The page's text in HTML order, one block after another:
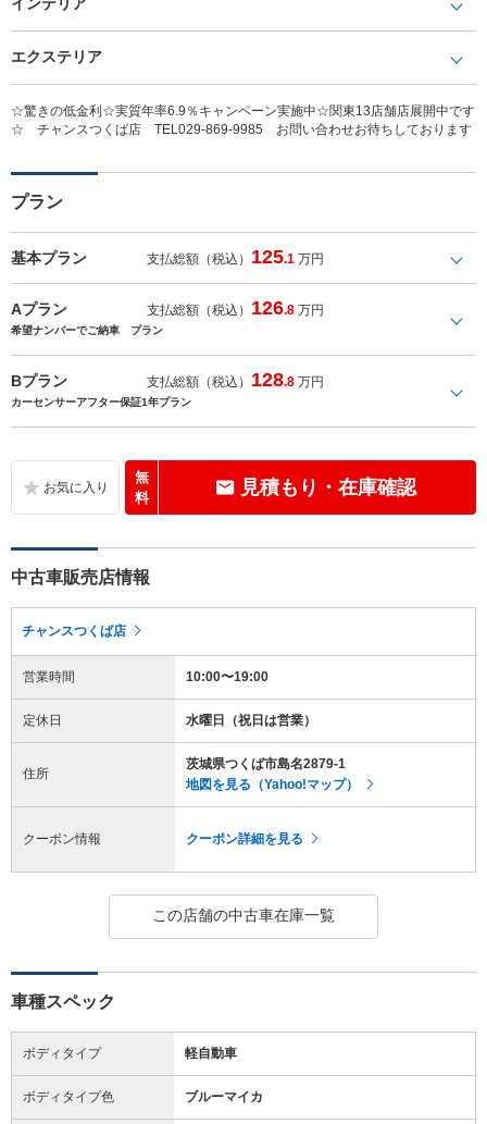
エクステリア
☆驚きの低金利☆実質年率6.9％キャンペーン実施中☆関東13店舗店展開中です
☆ チャンスつくば店 TEL029-869-9985 お問い合わせお待ちしております
プラン
基本プラン 支払総額（税込） 125.1 万円
Aプラン 支払総額（税込） 126.8 万円
希望ナンバーでご納車 プラン
Bプラン 支払総額（税込） 128.8 万円
カーセンサーアフター保証1年プラン
無
料
見積もり・在庫確認
中古車販売店情報
チャンスつくば店
営業時間 10:00〜19:00
定休日 水曜日（祝日は営業）
住所
茨城県つくば市島名2879-1
地図を見る（Yahoo!マップ）
クーポン情報 クーポン詳細を見る
この店舗の中古車在庫一覧
車種スペック
ボディタイプ 軽自動車
ボディタイプ色 ブルーマイカ